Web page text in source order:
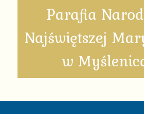
Parafia
Najświętszej
w